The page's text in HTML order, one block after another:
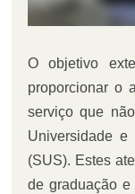
O objetivo
proporcionar o
serviço que
Universidade
(SUS). Estes
de graduação